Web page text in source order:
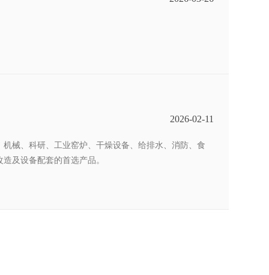
2026-02-11
械、科研、工业窑炉、干燥设备、给排水、消防、食
及设备配套的首选产品。